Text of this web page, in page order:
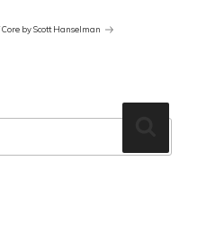
Core by Scott Hanselman